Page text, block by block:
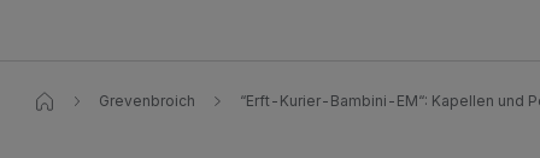
Grevenbroich “Erft-Kurier-Bambini-EM“​: Kapellen und